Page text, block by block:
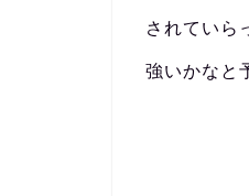
されていら
強いかなと